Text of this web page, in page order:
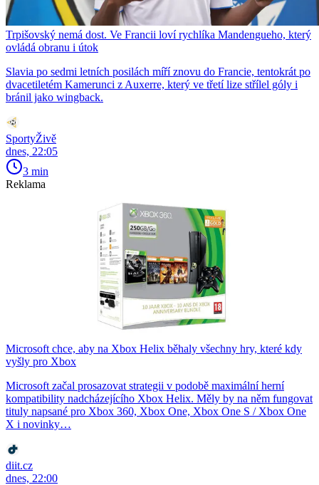
Trpišovský nemá dost. Ve Francii loví rychlíka Mandengueho, který
ovládá obranu i útok
Slavia po sedmi letních posilách míří znovu do Francie, tentokrát po
dvacetiletém Kamerunci z Auxerre, který ve třetí lize střílel góly i
bránil jako wingback.
SportyŽivě
dnes, 22:05
3 min
Reklama
Microsoft chce, aby na Xbox Helix běhaly všechny hry, které kdy
vyšly pro Xbox
Microsoft začal prosazovat strategii v podobě maximální herní
kompatibility nadcházejícího Xbox Helix. Měly by na něm fungovat
tituly napsané pro Xbox 360, Xbox One, Xbox One S / Xbox One
X i novinky…
diit.cz
dnes, 22:00